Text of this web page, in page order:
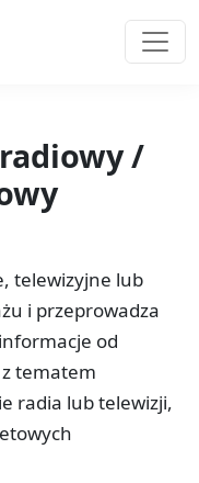
/
telewizyjne lub
i przeprowadza
od
tematem
radia lub telewizji,